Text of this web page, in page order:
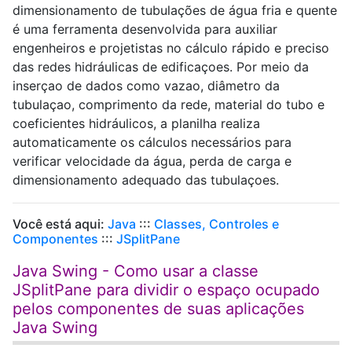
dimensionamento de tubulações de água fria e quente
é uma ferramenta desenvolvida para auxiliar
engenheiros e projetistas no cálculo rápido e preciso
das redes hidráulicas de edificaçoes. Por meio da
inserçao de dados como vazao, diâmetro da
tubulaçao, comprimento da rede, material do tubo e
coeficientes hidráulicos, a planilha realiza
automaticamente os cálculos necessários para
verificar velocidade da água, perda de carga e
dimensionamento adequado das tubulaçoes.
Você está aqui: Java ::: Classes, Controles e
Componentes ::: JSplitPane
Java Swing - Como usar a classe
JSplitPane para dividir o espaço ocupado
pelos componentes de suas aplicações
Java Swing